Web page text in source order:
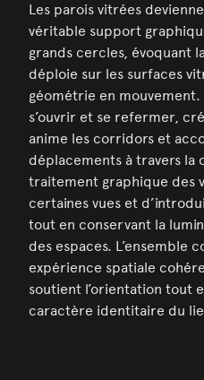
Les parois vitrées
véritable support
grands cercles, évoquant
déploie sur les surfaces
géométrie en
s’ouvrir et se refermer,
anime les corridors et
déplacements à travers la
traitement graphique des
certaines vues et
tout en conservant la
des espaces. L’ensemble
expérience spatiale
soutient l’orientation tout
caractère identitaire du